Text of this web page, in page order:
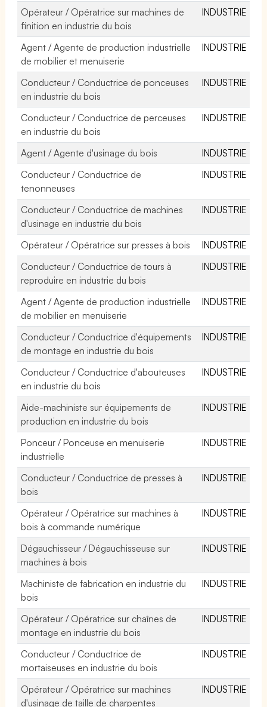
Opérateur / Opératrice sur machines de
finition en industrie du bois
INDUSTRIE
Agent / Agente de production industrielle
de mobilier et menuiserie
INDUSTRIE
Conducteur / Conductrice de ponceuses
en industrie du bois
INDUSTRIE
Conducteur / Conductrice de perceuses
en industrie du bois
INDUSTRIE
Agent / Agente d'usinage du bois
INDUSTRIE
Conducteur / Conductrice de
tenonneuses
INDUSTRIE
Conducteur / Conductrice de machines
d'usinage en industrie du bois
INDUSTRIE
Opérateur / Opératrice sur presses à bois
INDUSTRIE
Conducteur / Conductrice de tours à
reproduire en industrie du bois
INDUSTRIE
Agent / Agente de production industrielle
de mobilier en menuiserie
INDUSTRIE
Conducteur / Conductrice d'équipements
de montage en industrie du bois
INDUSTRIE
Conducteur / Conductrice d'abouteuses
en industrie du bois
INDUSTRIE
Aide-machiniste sur équipements de
production en industrie du bois
INDUSTRIE
Ponceur / Ponceuse en menuiserie
industrielle
INDUSTRIE
Conducteur / Conductrice de presses à
bois
INDUSTRIE
Opérateur / Opératrice sur machines à
bois à commande numérique
INDUSTRIE
Dégauchisseur / Dégauchisseuse sur
machines à bois
INDUSTRIE
Machiniste de fabrication en industrie du
bois
INDUSTRIE
Opérateur / Opératrice sur chaînes de
montage en industrie du bois
INDUSTRIE
Conducteur / Conductrice de
mortaiseuses en industrie du bois
INDUSTRIE
Opérateur / Opératrice sur machines
d'usinage de taille de charpentes
INDUSTRIE